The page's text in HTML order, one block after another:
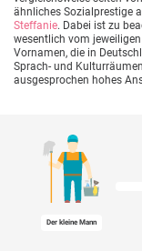
ähnliches Sozialprestige
Steffanie. Dabei ist zu
wesentlich vom
Vornamen, die in
Sprach- und
ausgesprochen hohes
Der kleine Mann